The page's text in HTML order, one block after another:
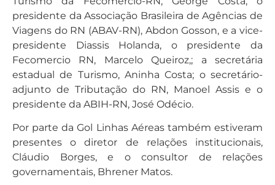
presidente da Associação Brasileira de Agências de
Viagens do RN (ABAV-RN), Abdon Gosson, e a vice-
presidente Diassis Holanda, o presidente da
Fecomercio RN, Marcelo Queiroz,; a secretária
estadual de Turismo, Aninha Costa; o secretário-
adjunto de Tributação do RN, Manoel Assis e o
presidente da ABIH-RN, José Odécio.
Por parte da Gol Linhas Aéreas também estiveram
presentes o diretor de relações institucionais,
Cláudio Borges, e o consultor de relações
governamentais, Bhrener Matos.